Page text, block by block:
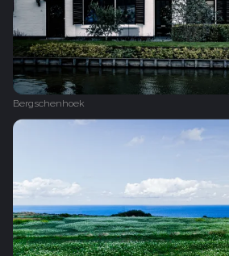
Bergschenhoek